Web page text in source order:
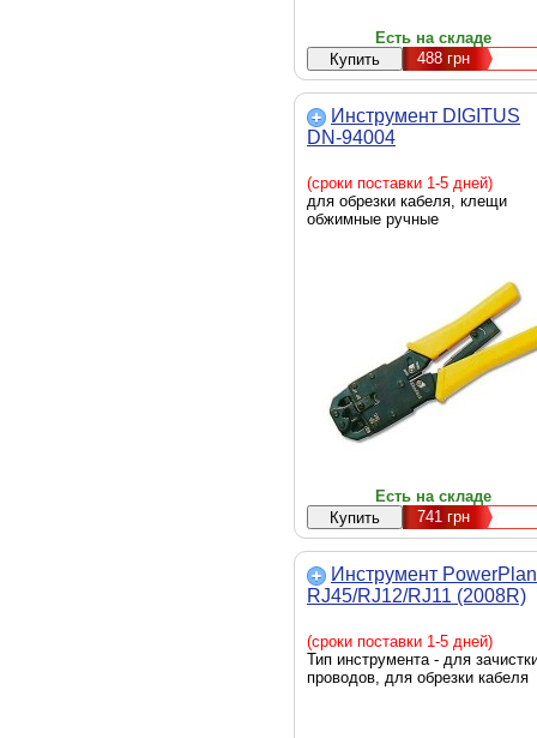
Есть на складе
488грн
Инструмент DIGITUS
DN-94004
(сроки поставки 1-5 дней)
для обрезки кабеля, клещи
обжимные ручные
Есть на складе
741грн
Инструмент
RJ45/RJ12/RJ11 (2008R)
(сроки поставки 1-5 дней)
Тип инструмента - для
проводов, для обрезки кабеля